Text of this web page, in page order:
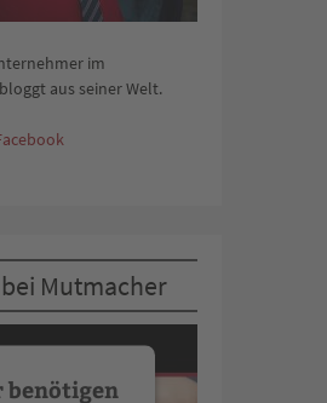
im
aus seiner Welt.
Mutmacher
benötigen